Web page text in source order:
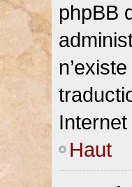
phpBB
Internet
Haut